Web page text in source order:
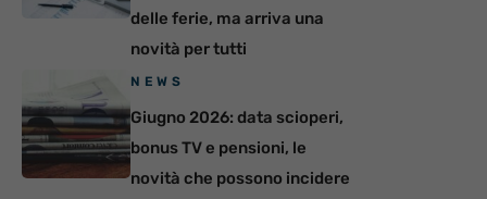
delle ferie, ma arriva una
novità per tutti
NEWS
Giugno 2026: data scioperi,
bonus TV e pensioni, le
novità che possono incidere